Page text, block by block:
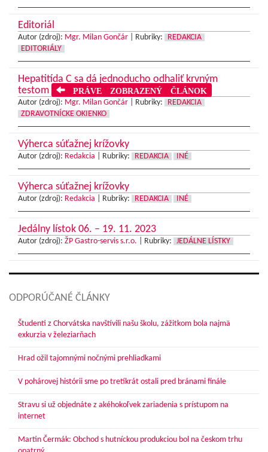
Editoriál
Autor (zdroj): Mgr. Milan Gončár Rubriky:
REDAKCIA
EDITORIÁLY
Hepatitída C sa dá jednoducho odhaliť krvným
testom
PRÁVE ZOBRAZENÝ ČLÁNOK
Autor (zdroj): Mgr. Milan Gončár Rubriky:
REDAKCIA
ZDRAVOTNÍCKE OKIENKO
Výherca súťažnej krížovky
Autor (zdroj): Redakcia Rubriky: REDAKCIA INÉ
Výherca súťažnej krížovky
Autor (zdroj): Redakcia Rubriky: REDAKCIA INÉ
Jedálny lístok 06. – 19. 11. 2023
Autor (zdroj): ŽP Gastro-servis s.r.o. Rubriky: JEDÁLNE LÍSTKY
ODPORÚČANÉ ČLÁNKY
Študenti z Chorvátska navštívili našu školu, zážitkom bola najmä
exkurzia v železiarňach
Hrad ožil tajomnými nočnými prehliadkami
V pohárovej histórii sme po tretíkrát ostali pred bránami finále
Stravu si už objednáte z akéhokoľvek zariadenia s prístupom na
internet
Martin Čermák: Obchod s hutníckou produkciou bol na českom trhu